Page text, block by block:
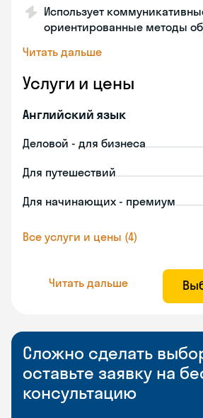
Использует
ориентированные методы
Читать дальше
Услуги и цены
Английский язык
Деловой - для бизнеса
Для путешествий
Для начинающих - премиум
Все услуги и цены (4)
Читать дальше
Сложно сделать
оставьте заявку на
консультацию